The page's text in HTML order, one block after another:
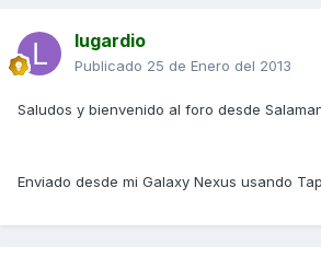
lugardio
Publicado 25 de Enero del 2013
Saludos y bienvenido al foro desde
Enviado desde mi Galaxy Nexus usando